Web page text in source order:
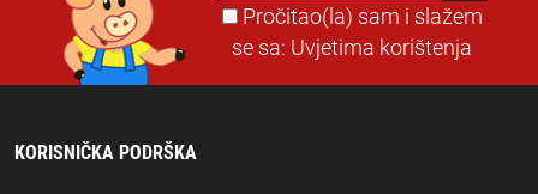
Pročitao(la) sam i slažem
se sa: Uvjetima korištenja
KORISNIČKA PODRŠKA